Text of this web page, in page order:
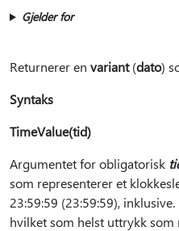
Gjelder for
Returnerer en variant(dato)
Syntaks
TimeValue(tid)
Argumentet for obligatorisk
som representerer et
23:59:59 (23:59:59), inklusive.
hvilket som helst uttrykk